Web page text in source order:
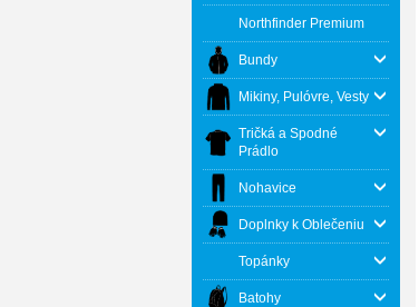
Northfinder Premium
Bundy
Mikiny, Pulóvre, Vesty
Tričká a Spodné
Prádlo
Nohavice
Doplnky k Oblečeniu
Topánky
Batohy